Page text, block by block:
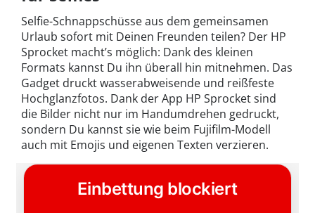
Selfie-Schnappschüsse aus dem gemeinsamen
Urlaub sofort mit Deinen Freunden teilen? Der HP
Sprocket macht’s möglich: Dank des kleinen
Formats kannst Du ihn überall hin mitnehmen. Das
Gadget druckt wasserabweisende und reißfeste
Hochglanzfotos. Dank der App HP Sprocket sind
die Bilder nicht nur im Handumdrehen gedruckt,
sondern Du kannst sie wie beim Fujifilm-Modell
auch mit Emojis und eigenen Texten verzieren.